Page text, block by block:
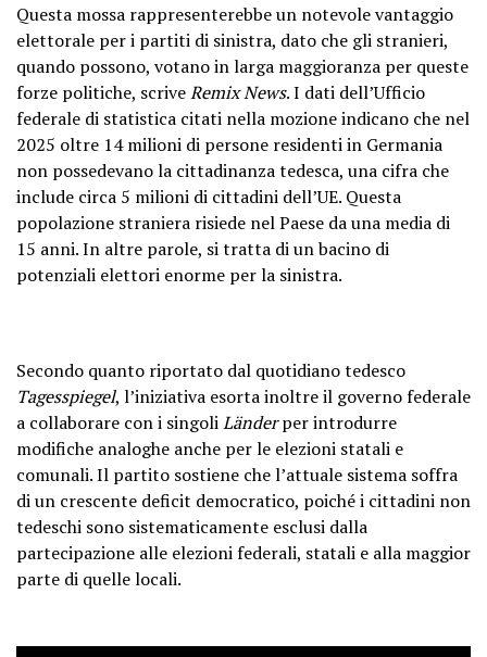
Questa mossa rappresenterebbe un notevole vantaggio
elettorale per i partiti di sinistra, dato che gli stranieri,
quando possono, votano in larga maggioranza per queste
forze politiche, scriveRemix News. I dati dell’Ufficio
federale di statistica citati nella mozione indicano che nel
2025 oltre 14 milioni di persone residenti in Germania
non possedevano la cittadinanza tedesca, una cifra che
include circa 5 milioni di cittadini dell’UE. Questa
popolazione straniera risiede nel Paese da una media di
15 anni. In altre parole, si tratta di un bacino di
potenziali elettori enorme per la sinistra.
Secondo quanto riportato dal quotidiano tedesco
Tagesspiegel, l’iniziativa esorta inoltre il governo federale
a collaborare con i singoliLänderper introdurre
modifiche analoghe anche per le elezioni statali e
comunali. Il partito sostiene che l’attuale sistema soffra
di un crescente deficit democratico, poiché i cittadini non
tedeschi sono sistematicamente esclusi dalla
partecipazione alle elezioni federali, statali e alla maggior
parte di quelle locali.